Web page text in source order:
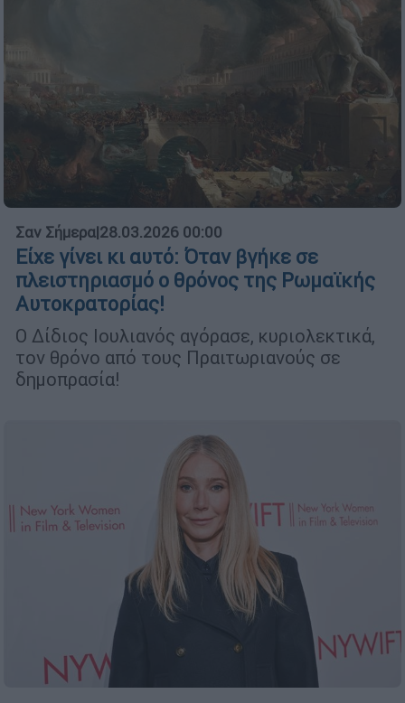
Σαν Σήμερα|28.03.2026 00:00
Είχε γίνει κι αυτό: Όταν βγήκε σε
πλειστηριασμό ο θρόνος της Ρωμαϊκής
Αυτοκρατορίας!
Ο Δίδιος Ιουλιανός αγόρασε, κυριολεκτικά,
τον θρόνο από τους Πραιτωριανούς σε
δημοπρασία!